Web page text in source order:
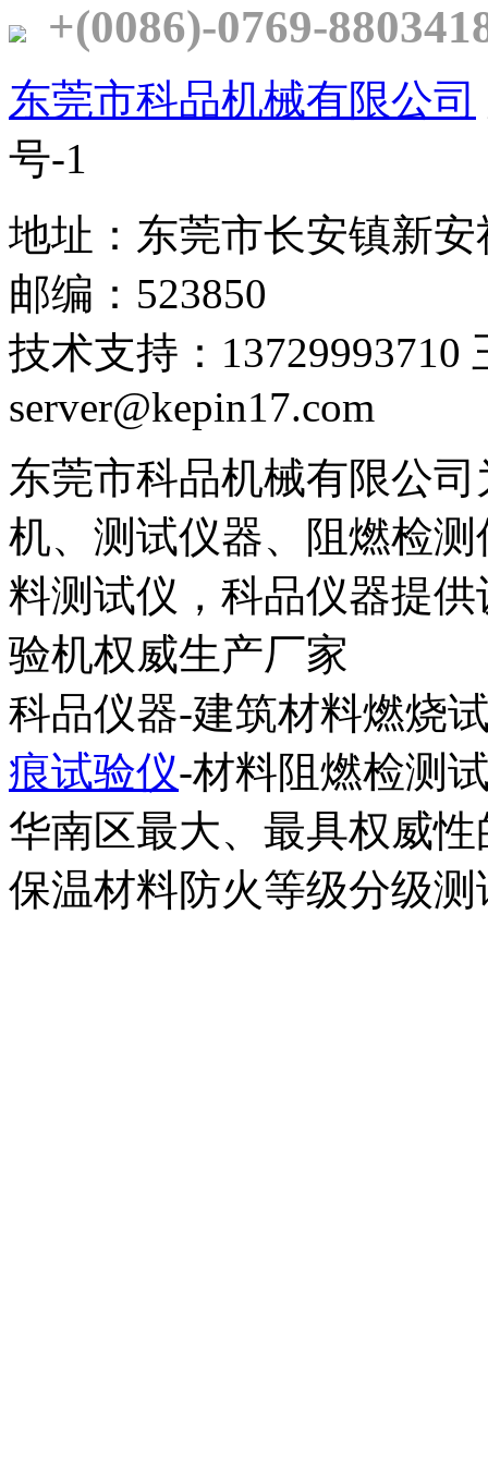
+(0086)-0769-
东莞市科品机械有限公司
号-1
地址：东莞市长安镇新
邮编：523850
技术支持：13729993710
server@kepin17.com
东莞市科品机械有限公
机、测试仪器、阻燃检
料测试仪，科品仪器提
验机权威生产厂家
科品仪器-建筑材料燃烧
痕试验仪-材料阻燃检测
华南区最大、最具权威
保温材料防火等级分级